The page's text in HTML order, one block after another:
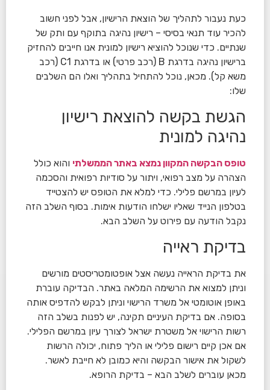
כעת נעבור לתהליך של הוצאת הרישיון, אבל לפני חשוב
להכיר עוד תנאי בסיסי – רישיון נהיגה בתוקף עם ותק של
שנתיים. כדי שנוכל להוציא רישיון למונית אנו חייבים להחזיק
ברישיון נהיגה בדרגת B (רכב פרטי) או בדרגת C1 (רכב
משא קל). מכאן, נוכל להתחיל בתהליך ואלו הם השלבים
שלו:
הגשת בקשה להוצאת רישיון
נהיגה למונית
טופס הבקשה המקוון נמצא באתר הממשלתי והוא כולל
הצהרה על מצב רפואי, ויתור על סודיות רפואית והסכמה
לעיון במרשם פלילי. כדי למלא את הטופס יש להצטייד
בטלפון הנייד שאליו ישלחו הודעות אימות. בסוף השלב הזה
נקבל הודעה עם פירוט על השלב הבא.
בדיקת ראייה
את בדיקת הראייה נעשה אצל אופטומטריסטים מורשים
וניתן למצוא את הרשימה המלאה באתר. הבדיקה עוברת
באופן אוטומטי אל משרד הרישוי וניתן לבקש להדפיס אותה
בסופה. אם בדיקת העיניים תקינה, יש לפנות בשלב הזה
רשות הרישוי אל משטרת ישראל לצורך עיון במרשם הפלילי.
אם אכן קיים רישום פלילי או הליך פתוח, יכולה הרשות
לשקול את אישור הבקשה והיא כמובן לא חייבת לאשר.
מכאן עוברים לשלב הבא – בדיקת הרופא.